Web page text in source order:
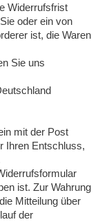
Widerrufsfrist
oder ein von
ist, die Waren
Sie uns
mit der Post
Ihren Entschluss,
ist. Zur Wahrung
Mitteilung über
der